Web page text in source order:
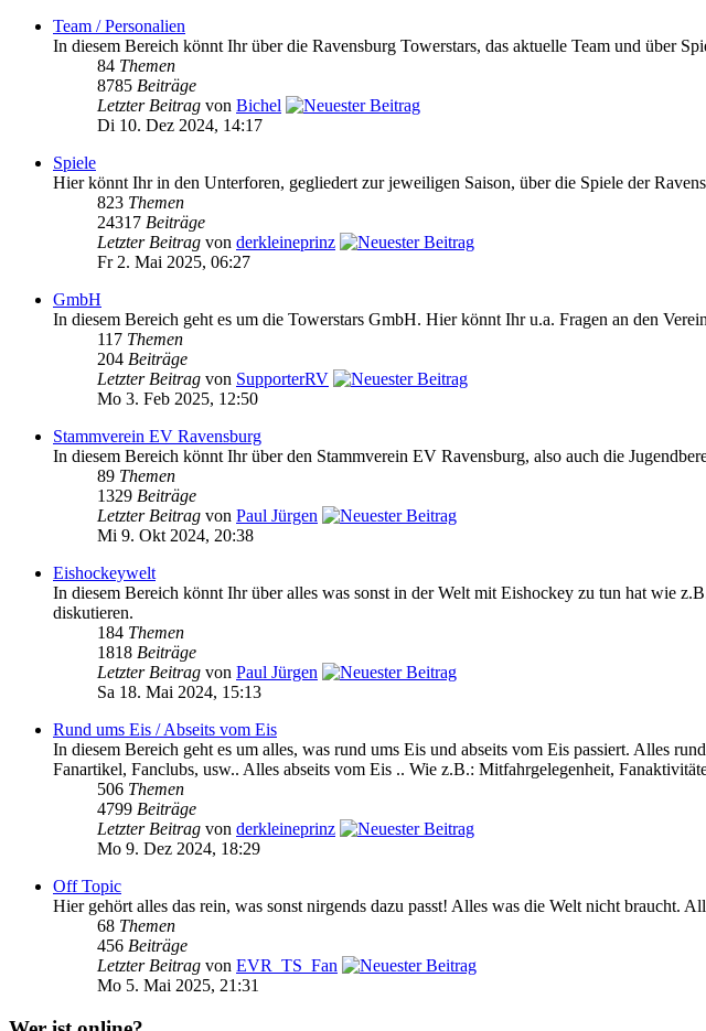
Team / Personalien
In diesem Bereich könnt Ihr über die Ravensburg Towerstars, das aktuelle Team und über
84 Themen
8785 Beiträge
Letzter Beitrag von Bichel
Di 10. Dez 2024, 14:17
Spiele
Hier könnt Ihr in den Unterforen, gegliedert zur jeweiligen Saison, über die Spiele der
823 Themen
24317 Beiträge
Letzter Beitrag von derkleineprinz
Fr 2. Mai 2025, 06:27
GmbH
In diesem Bereich geht es um die Towerstars GmbH. Hier könnt Ihr u.a. Fragen an den
117 Themen
204 Beiträge
Letzter Beitrag von SupporterRV
Mo 3. Feb 2025, 12:50
Stammverein EV Ravensburg
In diesem Bereich könnt Ihr über den Stammverein EV Ravensburg, also auch die
89 Themen
1329 Beiträge
Letzter Beitrag von Paul Jürgen
Mi 9. Okt 2024, 20:38
Eishockeywelt
In diesem Bereich könnt Ihr über alles was sonst in der Welt mit Eishockey zu tun hat
diskutieren.
184 Themen
1818 Beiträge
Letzter Beitrag von Paul Jürgen
Sa 18. Mai 2024, 15:13
Rund ums Eis / Abseits vom Eis
In diesem Bereich geht es um alles, was rund ums Eis und abseits vom Eis passiert. Alles
Fanartikel, Fanclubs, usw.. Alles abseits vom Eis .. Wie z.B.: Mitfahrgelegenheit,
506 Themen
4799 Beiträge
Letzter Beitrag von derkleineprinz
Mo 9. Dez 2024, 18:29
Off Topic
Hier gehört alles das rein, was sonst nirgends dazu passt! Alles was die Welt nicht braucht.
68 Themen
456 Beiträge
Letzter Beitrag von EVR_TS_Fan
Mo 5. Mai 2025, 21:31